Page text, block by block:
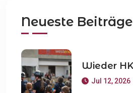
Neueste Beiträge
Jul 12, 2026